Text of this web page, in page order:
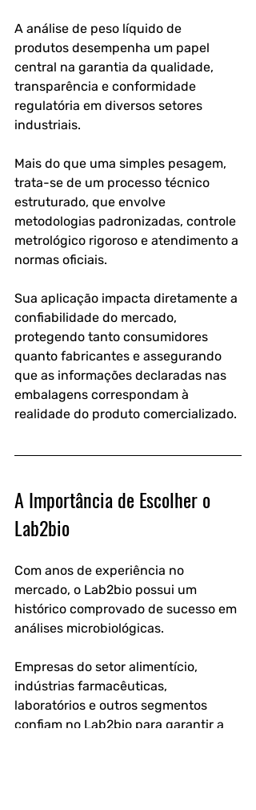
A análise de peso líquido de
produtos desempenha um papel
central na garantia da qualidade,
transparência e conformidade
regulatória em diversos setores
industriais.
Mais do que uma simples pesagem,
trata-se de um processo técnico
estruturado, que envolve
metodologias padronizadas, controle
metrológico rigoroso e atendimento a
normas oficiais.
Sua aplicação impacta diretamente a
confiabilidade do mercado,
protegendo tanto consumidores
quanto fabricantes e assegurando
que as informações declaradas nas
embalagens correspondam à
realidade do produto comercializado.
A Importância de Escolher o
Lab2bio
Com anos de experiência no
mercado, o Lab2bio possui um
histórico comprovado de sucesso em
análises microbiológicas.
Empresas do setor alimentício,
indústrias farmacêuticas,
laboratórios e outros segmentos
confiam no Lab2bio para garantir a